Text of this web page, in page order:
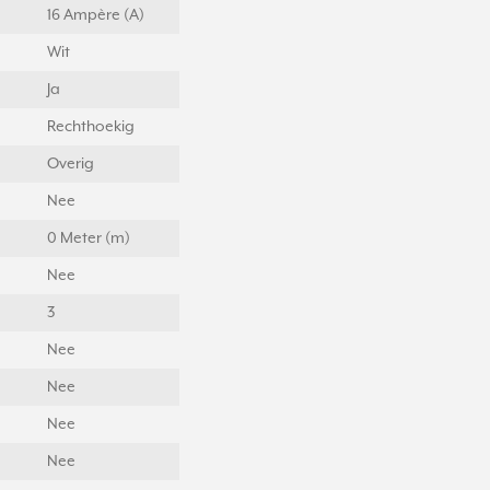
16 Ampère (A)
Wit
Ja
Rechthoekig
Overig
Nee
0 Meter (m)
Nee
3
Nee
Nee
Nee
Nee